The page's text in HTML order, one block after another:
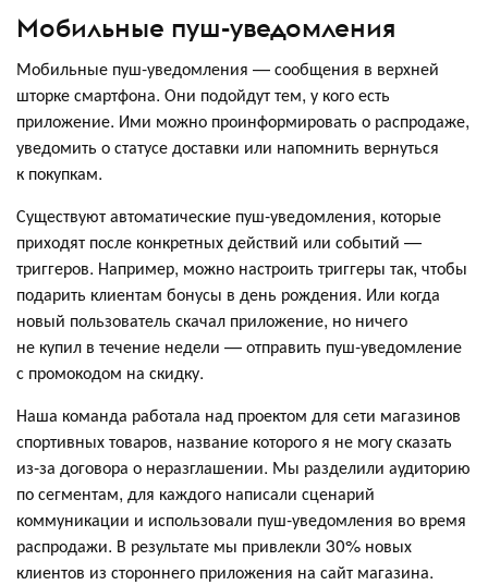
Мобильные пуш-уведомления
Мобильные пуш-уведомления — сообщения в верхней
шторке смартфона. Они подойдут тем, у кого есть
приложение. Ими можно проинформировать о распродаже,
уведомить о статусе доставки или напомнить вернуться
к покупкам.
Существуют автоматические пуш-уведомления, которые
приходят после конкретных действий или событий —
триггеров. Например, можно настроить триггеры так, чтобы
подарить клиентам бонусы в день рождения. Или когда
новый пользователь скачал приложение, но ничего
не купил в течение недели — отправить пуш-уведомление
с промокодом на скидку.
Наша команда работала над проектом для сети магазинов
спортивных товаров, название которого я не могу сказать
из-за договора о неразглашении. Мы разделили аудиторию
по сегментам, для каждого написали сценарий
коммуникации и использовали пуш-уведомления во время
распродажи. В результате мы привлекли 30% новых
клиентов из стороннего приложения на сайт магазина.